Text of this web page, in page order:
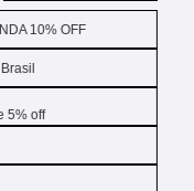
10% OFF
5% off